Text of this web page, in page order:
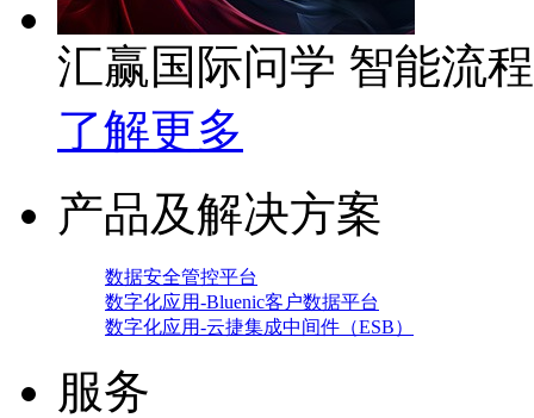
汇赢国际问学 智能流
了解更多
产品及解决方案
数据安全管控平台
数字化应用-Bluenic客户数据平台
数字化应用-云捷集成中间件（ESB）
服务